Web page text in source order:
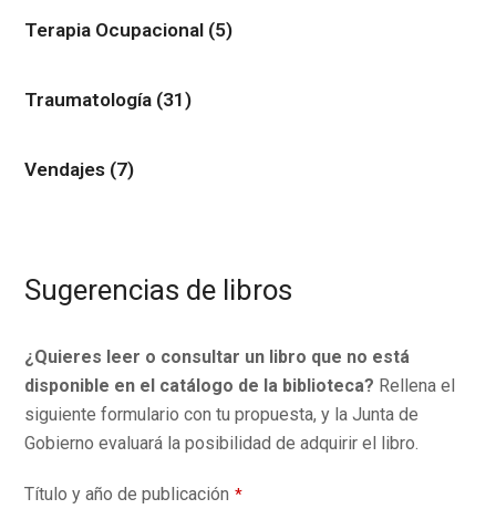
Terapia Ocupacional (5)
Traumatología (31)
Vendajes (7)
Sugerencias de libros
¿Quieres leer o consultar un libro que no está
disponible en el catálogo de la biblioteca? Rellena el
siguiente formulario con tu propuesta, y la Junta de
Gobierno evaluará la posibilidad de adquirir el libro.
Título y año de publicación *